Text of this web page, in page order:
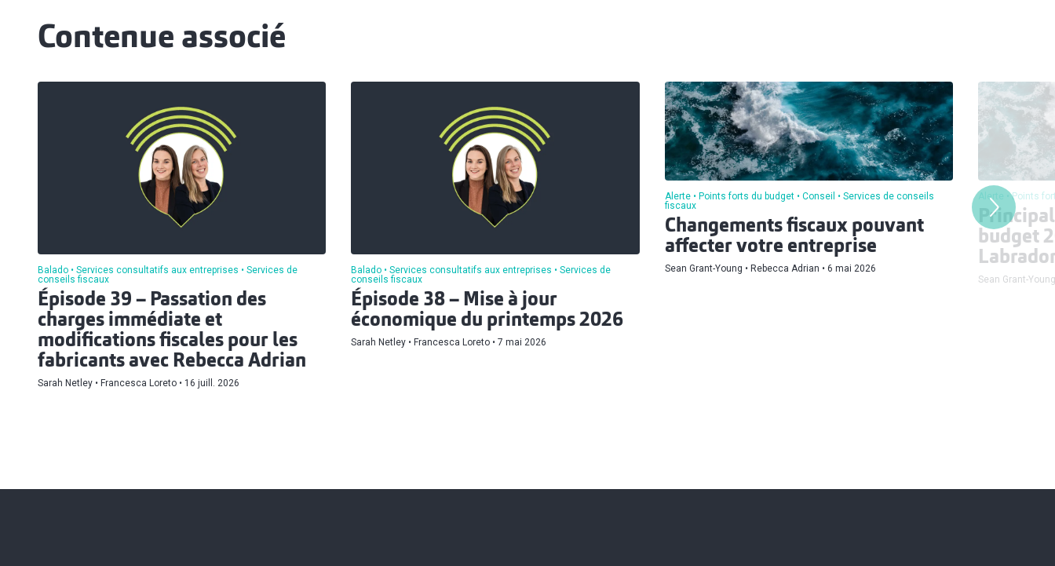
Contenue associé
Balado Services consultatifs aux entreprises
Services de
conseils fiscaux
Épisode 39 – Passation des
charges immédiate et
modifications fiscales pour les
fabricants avec Rebecca Adrian
Sarah Netley Francesca Loreto 16 juill. 2026
Balado Services consultatifs aux entreprises
Services de
conseils fiscaux
Épisode 38 – Mise à jour
économique du printemps 2026
Sarah Netley Francesca Loreto 7 mai 2026
Alerte Points forts du budget Conseil
Services de conseils
fiscaux
Changements fiscaux pouvant
affecter votre entreprise
Sean Grant-Young Rebecca Adrian 6 mai 2026
Alerte Points
budget
Sean Grant-